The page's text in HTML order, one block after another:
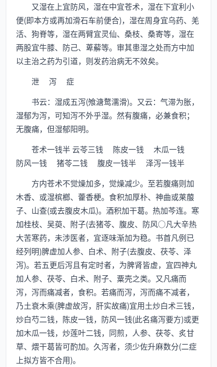
又湿在上宜防风，湿在中宜苍术，湿在下宜利小
便(即本方或再加滑石车前便合)，湿在周身宜乌药、羌
活、狗脊等，湿在两臂宜灵仙、桑枝、桑寄等，湿在
两股宜牛膝、防己、萆薢等。审其患湿之处而方中加
以主治之药为引道，则发药治病无不效矣。
泄 泻 症
书云：湿成五泻(飧溏鹜濡滑)。又云：气滞为胀，
湿郁为泻，可知泻不外乎湿。然有腹痛，必兼食积；
无腹痛，但湿郁阳明。
苍术一钱半 云苓三钱 陈皮一钱 木瓜一钱
防风一钱 猪苓二钱 腹皮一钱半 泽泻一钱半
方内苍术不觉燥加多，觉燥减少。至若腹痛则加
木香、或湿槟榔、藿香梗。食积加厚朴、神曲或莱菔
子、山查(或去腹皮木瓜)。酒积加干葛。热加芩连。寒
加桂枝、吴萸、附子(去猪苓、腹皮、防风○凡大辛热
大苦寒药，未涉医者，宜逐味渐加为稳。书首凡例已
经列明)脾虚加人参、白术、附子(去腹皮、茯苓、泽
泻)。若五更后泻且有定时者，为脾肾皆虚，宜四神丸
加人参、茯苓、白术、附子、粟壳之类。又凡痛而
泻，泻而痛减者，食积。若痛而泻，泻而痛不减者，
乃土衰木乘(脾虚故泻，肝实故痛)宜用土炒白术三钱，
炒白芍二钱，陈皮一钱，防风一钱(此名痛泻要方)或更
加木瓜一钱，炒莲叶二钱，同煎，人参、茯苓、炙甘
草、煨干葛皆可酌加。久泻者，须少佐升麻数分(二症
上拟方皆不合用)。